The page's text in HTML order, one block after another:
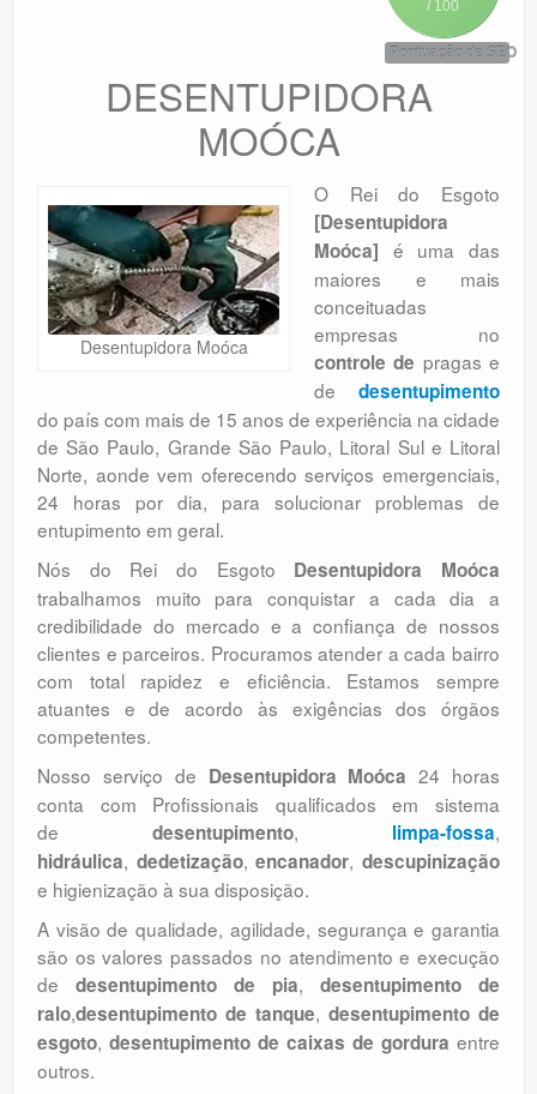
/ 100
Pontuação de SEO
DESENTUPIDORA
MOÓCA
Desentupidora Moóca
O Rei do Esgoto
[Desentupidora
Moóca] é uma das
maiores e mais
conceituadas
empresas no
controle de pragas e
de desentupimento
do país com mais de 15 anos de experiência na cidade
de São Paulo, Grande São Paulo, Litoral Sul e Litoral
Norte, aonde vem oferecendo serviços emergenciais,
24 horas por dia, para solucionar problemas de
entupimento em geral.
Nós do Rei do Esgoto Desentupidora Moóca
trabalhamos muito para conquistar a cada dia a
credibilidade do mercado e a confiança de nossos
clientes e parceiros. Procuramos atender a cada bairro
com total rapidez e eficiência. Estamos sempre
atuantes e de acordo às exigências dos órgãos
competentes.
Nosso serviço de Desentupidora Moóca24 horas
conta com Profissionais qualificados em sistema
de desentupimento, limpa-fossa,
hidráulica, dedetização,encanador,descupinização
e higienização à sua disposição.
A visão de qualidade, agilidade, segurança e garantia
são os valores passados no atendimento e execução
de desentupimento de pia, desentupimento de
ralo,desentupimento de tanque, desentupimento de
esgoto, desentupimento de caixas de gordura entre
outros.